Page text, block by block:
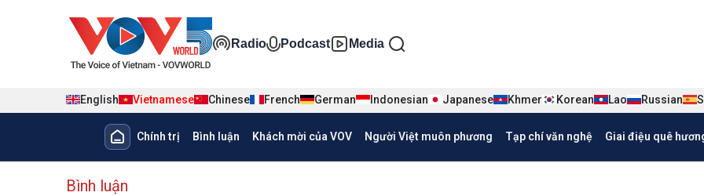
Đa phương tiện tiếng Việt
Radio Podcast Media
English Vietnamese Chinese French German Indonesian Japanese Khmer Korean Lao Russian
Main navigation
Chính trị Bình luận Khách mời của VOV Người Việt muôn phương Tạp chí văn nghệ Giai điệu quê
menu phụ tiếng Việt
Bình luận